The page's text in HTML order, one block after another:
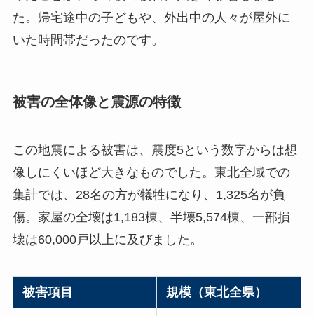
た。帰宅途中の子どもや、外出中の人々が屋外に
いた時間帯だったのです。
被害の全体像と震源の特徴
この地震による被害は、震度5という数字からは想
像しにくいほど大きなものでした。東北全域での
集計では、28名の方が犠牲になり、1,325名が負
傷。家屋の全壊は1,183棟、半壊5,574棟、一部損
壊は60,000戸以上に及びました。
被害項目 規模（東北全県）